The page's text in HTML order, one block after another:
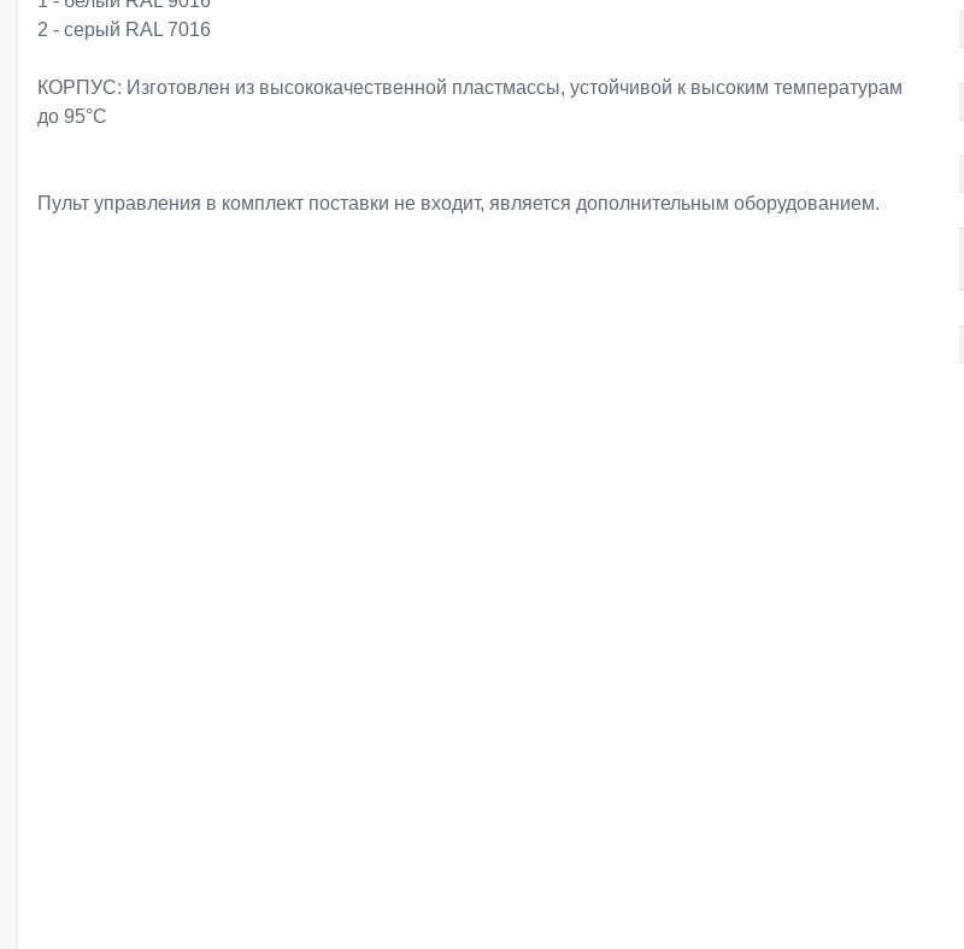
2 - серый RAL 7016
КОРПУС: Изготовлен из высококачественной пластмассы, устойчивой к высоким температурам
до 95°C
Пульт управления в комплект поставки не входит, является дополнительным оборудованием.